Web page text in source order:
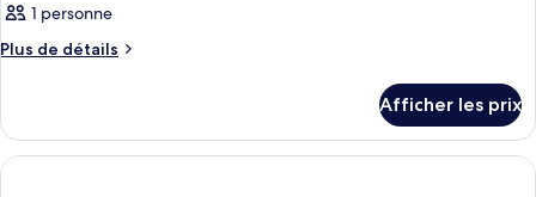
1 personne
Plus de détails
Plus
Chambre
Afficher les prix